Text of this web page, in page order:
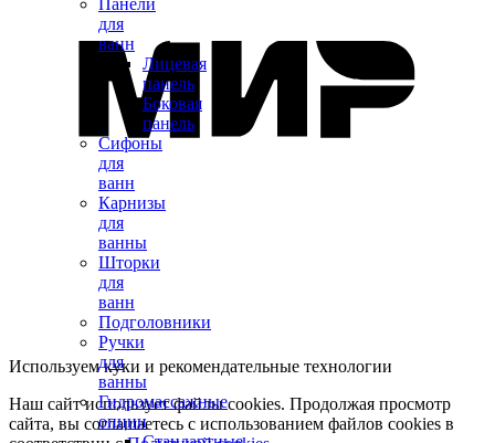
Панели
для
ванн
Лицевая
панель
Боковая
панель
Сифоны
для
ванн
Карнизы
для
ванны
Шторки
для
ванн
Подголовники
Ручки
для
ванны
Гидромассажные
опции
Используем куки и рекомендательные технологии
Наш сайт использует файлы cookies. Продолжая просмотр
сайта, вы соглашаетесь с использованием файлов cookies в